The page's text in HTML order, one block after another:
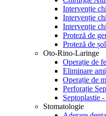
Intervenție
Intervenție
Intervenție
Proteză de
Proteză de
Oto-Rino-Laringe
Operație de
Eliminare
Operație de
Perforație
Septoplastie
Stomatologie